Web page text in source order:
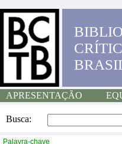
APRESENTAÇÃO
Busca:
Palavra-chave